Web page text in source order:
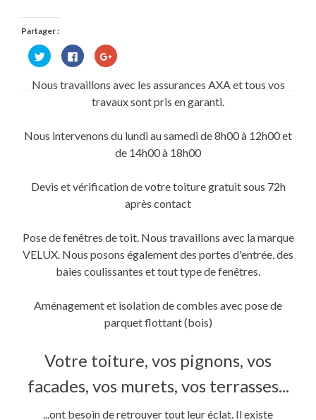
Partager :
Cliquez
pour
partager
Twitter(ouvre
Cliquez
pour
partager
sur
Facebook(ouvre
dans
une
Cliquez
pour
Google+
dans
fenêtre)
Nous travaillons avec les assurances AXA et tous vos
travaux sont pris en garanti.
Nous intervenons du lundi au samedi de 8h00 à 12h00 et
de 14h00 à 18h00
Devis et vérification de votre toiture gratuit sous 72h
après contact
Pose de fenêtres de toit. Nous travaillons avec la marque
VELUX. Nous posons également des portes d'entrée, des
baies coulissantes et tout type de fenêtres.
Aménagement et isolation de combles avec pose de
parquet flottant (bois)
Votre toiture, vos pignons, vos
facades, vos murets, vos terrasses...
...ont besoin de retrouver tout leur éclat. Il existe